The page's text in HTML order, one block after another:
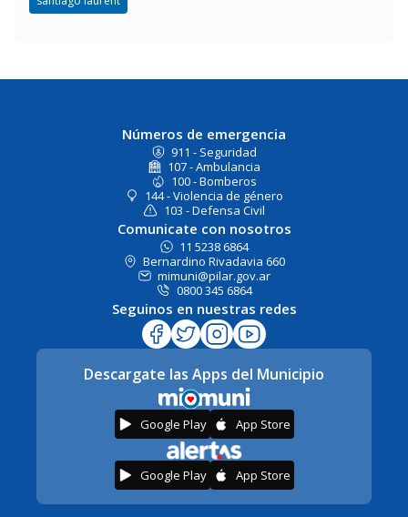
Números de emergencia
911 - Seguridad
107 - Ambulancia
100 - Bomberos
144 - Violencia de género
103 - Defensa Civil
Comunicate con nosotros
11 5238 6864
Bernardino Rivadavia 660
mimuni@pilar.gov.ar
0800 345 6864
Seguinos en nuestras redes
Descargate las Apps del Municipio
Google Play App Store
Google Play App Store